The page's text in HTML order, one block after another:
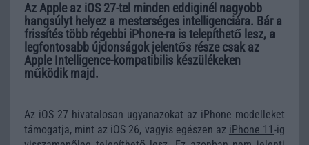
Az Apple az iOS 27-tel minden eddiginél nagyobb
hangsúlyt helyez a mesterséges intelligenciára. Bár a
frissítés több régebbi iPhone-ra is telepíthető lesz, a
legfontosabb újdonságok jelentős része csak az
Apple Intelligence-kompatibilis készülékeken
működik majd.
Az iOS 27 hivatalosan ugyanazokat az iPhone modelleket
támogatja, mint az iOS 26, vagyis egészen az iPhone 11-ig